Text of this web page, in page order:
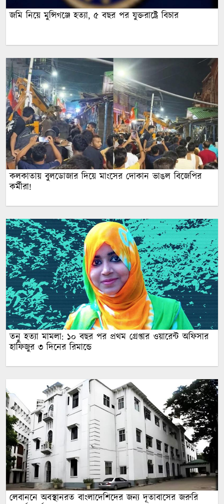
জমি নিয়ে মুন্সিগঞ্জে হত্যা, ৫ বছর পর যুক্তরাষ্ট্রে বিচার
কলকাতায় বুলডোজার দিয়ে মাংসের দোকান ভাঙল বিজেপির
কর্মীরা!
তনু হত্যা মামলা: ১০ বছর পর প্রথম গ্রেপ্তার ওয়ারেন্ট অফিসার
হাফিজুর ৩ দিনের রিমান্ডে
লেবাননে অবস্থানরত বাংলাদেশিদের জন্য দূতাবা‌সের জরুরি